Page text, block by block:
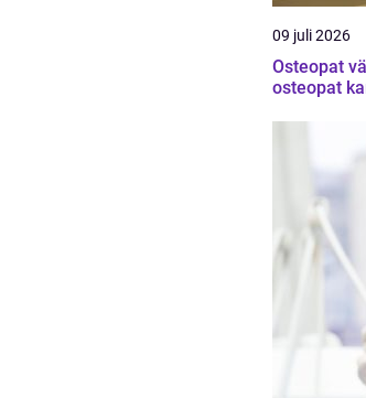
09 juli 2026
Osteopat
osteopat